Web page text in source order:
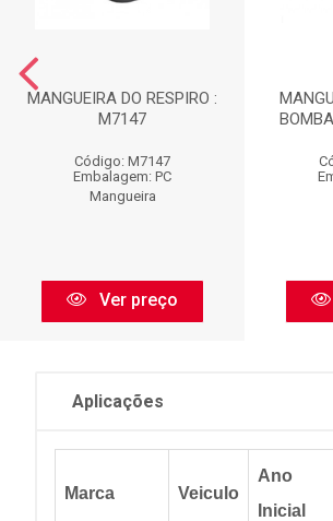
MANGUEIRA DO RESPIRO :
M7147
Código: M7147
Embalagem: PC
Mangueira
Ver preço
Aplicações
Marca Veiculo
Ano
Inicial